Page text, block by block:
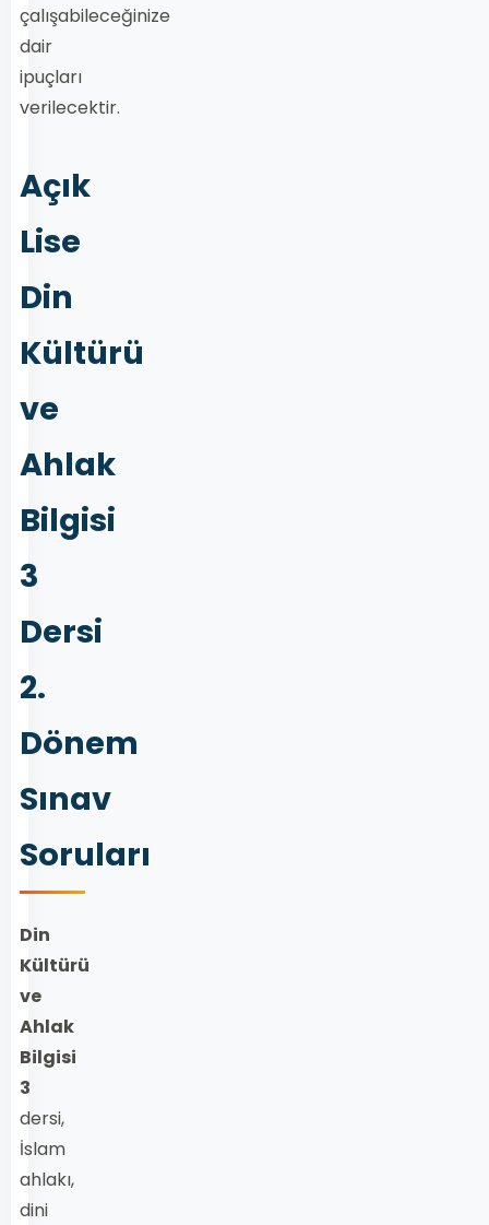
çalışabileceğinize
dair
ipuçları
verilecektir.
Açık
Lise
Din
Kültürü
ve
Ahlak
Bilgisi
3
Dersi
2.
Dönem
Sınav
Soruları
Din
Kültürü
ve
Ahlak
Bilgisi
3
dersi,
İslam
ahlakı,
dini